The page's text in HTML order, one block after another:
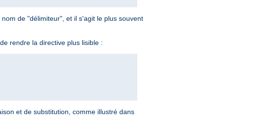
de "délimiteur", et il s'agit le plus souvent
rendre la directive plus lisible :
et de substitution, comme illustré dans